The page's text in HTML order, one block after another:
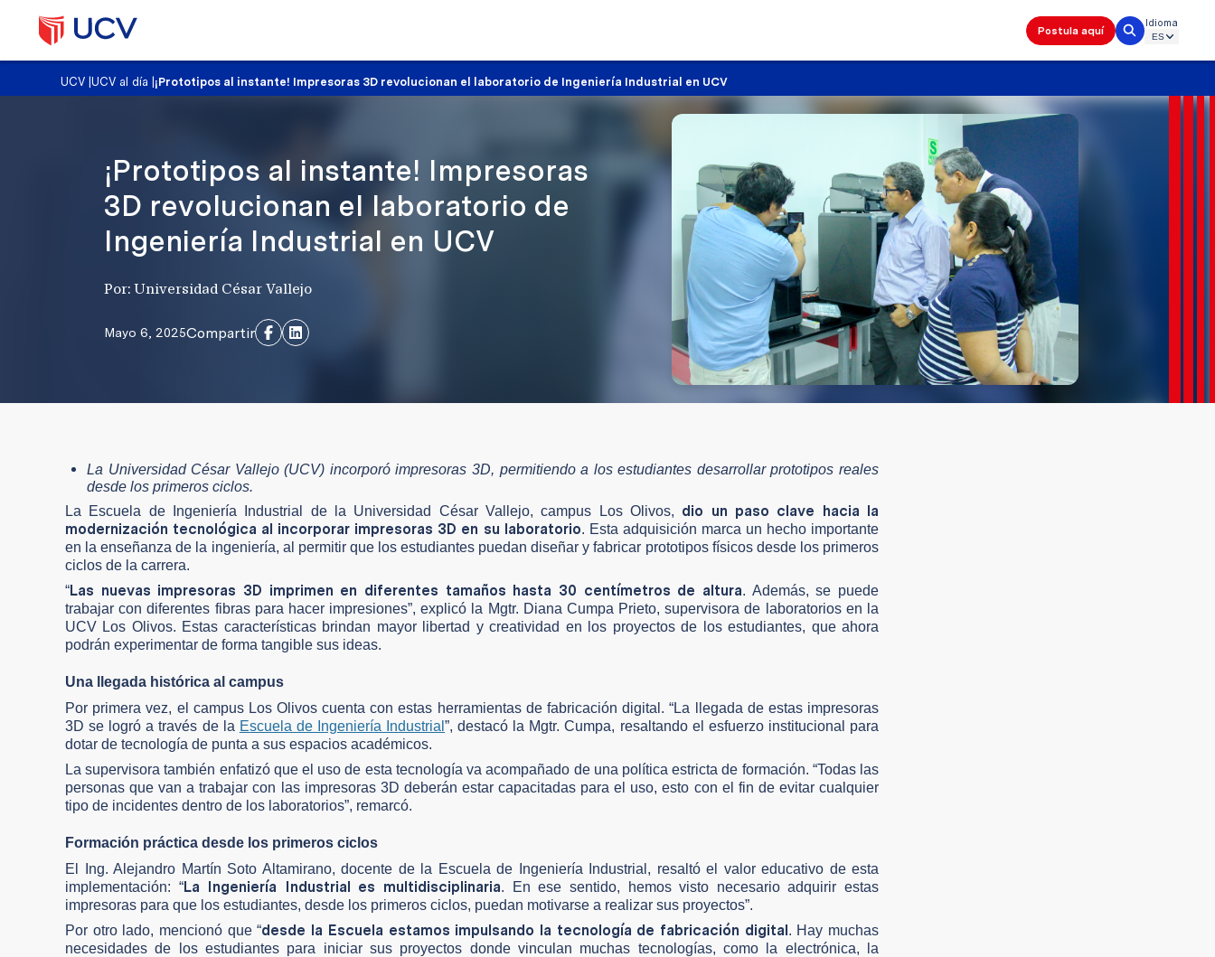
Postula aquí
Idioma
UCV |UCV al día ¡Prototipos al instante! Impresoras 3D revolucionan el laboratorio de Ingeniería Industrial en UCV
¡Prototipos al instante! Impresoras
3D revolucionan el laboratorio de
Ingeniería Industrial en UCV
Por: Universidad César Vallejo
Mayo 6, 2025Compartir
La Universidad César Vallejo (UCV) incorporó impresoras 3D, permitiendo a los estudiantes desarrollar prototipos reales
desde los primeros ciclos.
La Escuela de Ingeniería Industrial de la Universidad César Vallejo, campus Los Olivos, dio un paso clave hacia la
modernización tecnológica al incorporar impresoras 3D en su laboratorio. Esta adquisición marca un hecho importante
en la enseñanza de la ingeniería, al permitir que los estudiantes puedan diseñar y fabricar prototipos físicos desde los primeros
ciclos de la carrera.
“Las nuevas impresoras 3D imprimen en diferentes tamaños hasta 30 centímetros de altura. Además, se puede
trabajar con diferentes fibras para hacer impresiones”, explicó la Mgtr. Diana Cumpa Prieto, supervisora de laboratorios en la
UCV Los Olivos. Estas características brindan mayor libertad y creatividad en los proyectos de los estudiantes, que ahora
podrán experimentar de forma tangible sus ideas.
Una llegada histórica al campus
Por primera vez, el campus Los Olivos cuenta con estas herramientas de fabricación digital. “La llegada de estas impresoras
3D se logró a través de la Escuela de Ingeniería Industrial”, destacó la Mgtr. Cumpa, resaltando el esfuerzo institucional para
dotar de tecnología de punta a sus espacios académicos.
La supervisora también enfatizó que el uso de esta tecnología va acompañado de una política estricta de formación. “Todas las
personas que van a trabajar con las impresoras 3D deberán estar capacitadas para el uso, esto con el fin de evitar cualquier
tipo de incidentes dentro de los laboratorios”, remarcó.
Formación práctica desde los primeros ciclos
El Ing. Alejandro Martín Soto Altamirano, docente de la Escuela de Ingeniería Industrial, resaltó el valor educativo de esta
implementación: “La Ingeniería Industrial es multidisciplinaria. En ese sentido, hemos visto necesario adquirir estas
impresoras para que los estudiantes, desde los primeros ciclos, puedan motivarse a realizar sus proyectos”.
Por otro lado, mencionó que “desde la Escuela estamos impulsando la tecnología de fabricación digital. Hay muchas
necesidades de los estudiantes para iniciar sus proyectos donde vinculan muchas tecnologías, como la electrónica, la